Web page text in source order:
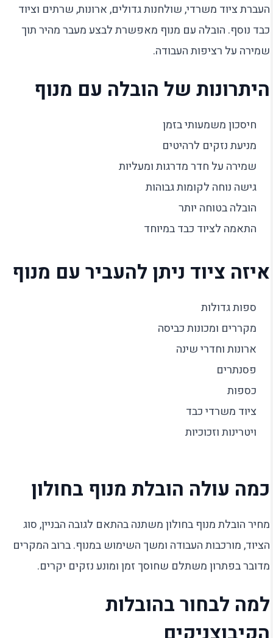
העברת ציוד משרדי, שולחנות גדולים, ארונות, שרתים וציוד
כבד נוסף. הובלה עם מנוף מאפשרת לבצע מעבר מהיר תוך
שמירה על רציפות העבודה.
היתרונות של הובלה עם מנוף
חיסכון משמעותי בזמן
מניעת נזקים לרהיטים
שמירה על חדר מדרגות ומעליות
גישה נוחה לקומות גבוהות
הובלה בטוחה יותר
התאמה לציוד כבד במיוחד
איזה ציוד ניתן להעביר עם מנוף
ספות גדולות
מקררים ומכונות כביסה
ארונות וחדרי שינה
פסנתרים
כספות
ציוד משרדי כבד
ויטרינות וזכוכיות
כמה עולה הובלת מנוף בחולון
מחיר הובלת מנוף בחולון משתנה בהתאם לגובה הבניין, סוג
הציוד, מורכבות העבודה ומשך השימוש במנוף. ברוב המקרים
מדובר בפתרון משתלם שחוסך זמן ומונע נזקים יקרים.
למה לבחור בהובלות